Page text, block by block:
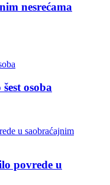
nesrećama
osoba
povrede u